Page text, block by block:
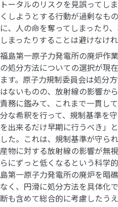
トータルのリスクを見誤ってし
くしようとする行動が過剰なも
に、人の命を奪ってしまったり
しまったりすることは避けなけ
福島第一原子力発電所の廃炉作
の処分方法についての選択が現
ます。原子力規制委員会は処分
はないものの、放射線の影響か
責務に鑑みて、これまで一貫し
分な希釈を行って、規制基準を
を出来るだけ早期に行うべき」
した。これは、規制基準が守ら
産物に対する放射線の影響が無
らにずっと低くなるという科学
島第一原子力発電所の廃炉を暗
なく、円滑に処分方法を具体化
断も含めて総合的に考慮したうえ